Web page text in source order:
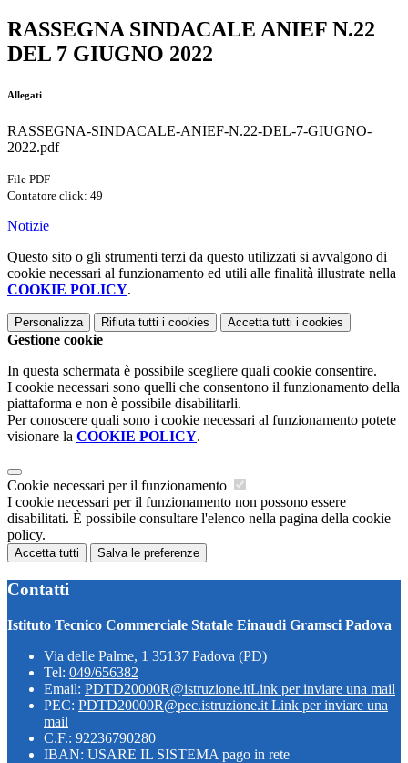
RASSEGNA SINDACALE ANIEF N.22
DEL 7 GIUGNO 2022
Allegati
RASSEGNA-SINDACALE-ANIEF-N.22-DEL-7-GIUGNO-
2022.pdf
File PDF
Contatore click: 49
Notizie
Questo sito o gli strumenti terzi da questo utilizzati si avvalgono di
cookie necessari al funzionamento ed utili alle finalità illustrate nella
COOKIE POLICY.
Personalizza Rifiuta tutti i cookies Accetta tutti i cookies
Gestione cookie
In questa schermata è possibile scegliere quali cookie consentire.
I cookie necessari sono quelli che consentono il funzionamento della
piattaforma e non è possibile disabilitarli.
Per conoscere quali sono i cookie necessari al funzionamento potete
visionare la COOKIE POLICY.
Cookie necessari per il funzionamento
I cookie necessari per il funzionamento non possono essere
disabilitati. È possibile consultare l'elenco nella pagina della cookie
policy.
Accetta tutti Salva le preferenze
Contatti
Istituto Tecnico Commerciale Statale Einaudi Gramsci Padova
Via delle Palme, 1 35137 Padova (PD)
Tel: 049/656382
Email: PDTD20000R@istruzione.itLink per inviare una mail
PEC: PDTD20000R@pec.istruzione.it Link per inviare una
mail
C.F.: 92236790280
IBAN: USARE IL SISTEMA pago in rete